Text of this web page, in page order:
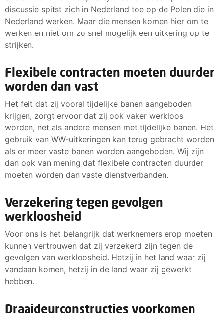
discussie spitst zich in Nederland toe op de Polen die in
Nederland werken. Maar die mensen komen hier om te
werken en niet om zo snel mogelijk een uitkering op te
strijken.
Flexibele contracten moeten duurder
worden dan vast
Het feit dat zij vooral tijdelijke banen aangeboden
krijgen, zorgt ervoor dat zij ook vaker werkloos
worden, net als andere mensen met tijdelijke banen. Het
gebruik van WW-uitkeringen kan terug gebracht worden
als er meer vaste banen worden aangeboden. Wij zijn
dan ook van mening dat flexibele contracten duurder
moeten worden dan vaste dienstverbanden.
Verzekering tegen gevolgen
werkloosheid
Voor ons is het belangrijk dat werknemers erop moeten
kunnen vertrouwen dat zij verzekerd zijn tegen de
gevolgen van werkloosheid. Hetzij in het land waar zij
vandaan komen, hetzij in de land waar zij gewerkt
hebben.
Draaideurconstructies voorkomen